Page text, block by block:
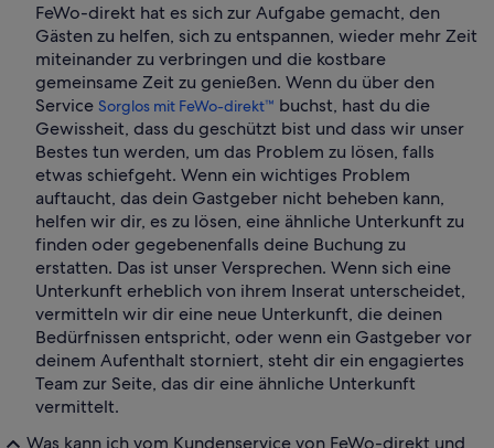
FeWo-direkt hat es sich zur Aufgabe gemacht, den
Gästen zu helfen, sich zu entspannen, wieder mehr Zeit
miteinander zu verbringen und die kostbare
gemeinsame Zeit zu genießen. Wenn du über den
Service Sorglos mit FeWo-direkt™ buchst, hast du die
Gewissheit, dass du geschützt bist und dass wir unser
Bestes tun werden, um das Problem zu lösen, falls
etwas schiefgeht. Wenn ein wichtiges Problem
auftaucht, das dein Gastgeber nicht beheben kann,
helfen wir dir, es zu lösen, eine ähnliche Unterkunft zu
finden oder gegebenenfalls deine Buchung zu
erstatten. Das ist unser Versprechen. Wenn sich eine
Unterkunft erheblich von ihrem Inserat unterscheidet,
vermitteln wir dir eine neue Unterkunft, die deinen
Bedürfnissen entspricht, oder wenn ein Gastgeber vor
deinem Aufenthalt storniert, steht dir ein engagiertes
Team zur Seite, das dir eine ähnliche Unterkunft
vermittelt.